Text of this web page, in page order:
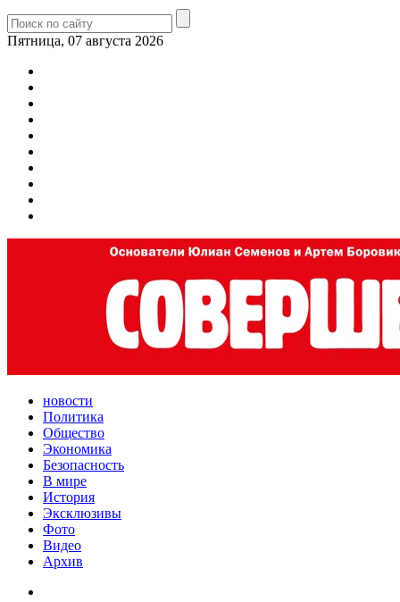
Пятница, 07 августа 2026
новости
Политика
Общество
Экономика
Безопасность
В мире
История
Эксклюзивы
Фото
Видео
Архив